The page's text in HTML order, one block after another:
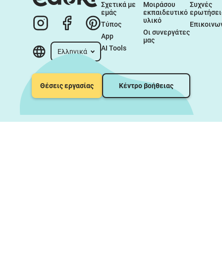
Ελληνικά
Σχετικά με
εμάς
Τύπος
App
AI Tools
Μοιράσου
εκπαιδευτικό
υλικό
Οι συνεργάτες
μας
Συχνές
Θέσεις εργασίας Κέντρο βοήθειας